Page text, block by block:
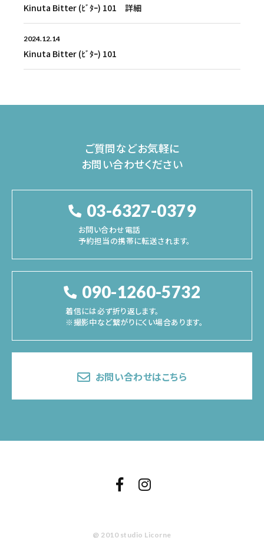
Kinuta Bitter (ﾋﾞﾀｰ) 101 詳細
2024.12.14
Kinuta Bitter (ﾋﾞﾀｰ) 101
ご質問などお気軽に
お問い合わせください
03-6327-0379
お問い合わせ電話
予約担当の携帯に転送されます。
090-1260-5732
着信には必ず折り返します。
※撮影中など繋がりにくい場合あります。
お問い合わせはこちら
@ 2010 studio Licorne